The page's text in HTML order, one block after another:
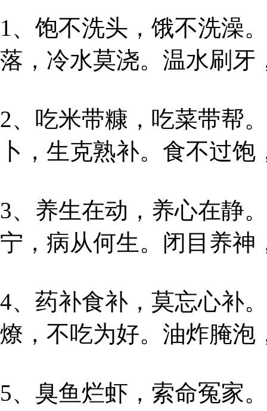
1、饱不洗头，饿不洗澡
落，冷水莫浇。温水刷牙
2、吃米带糠，吃菜带帮
卜，生克熟补。食不过
3、养生在动，养心在静
宁，病从何生。闭目养神
4、药补食补，莫忘心补
燎，不吃为好。油炸腌泡
5、臭鱼烂虾，索命冤家